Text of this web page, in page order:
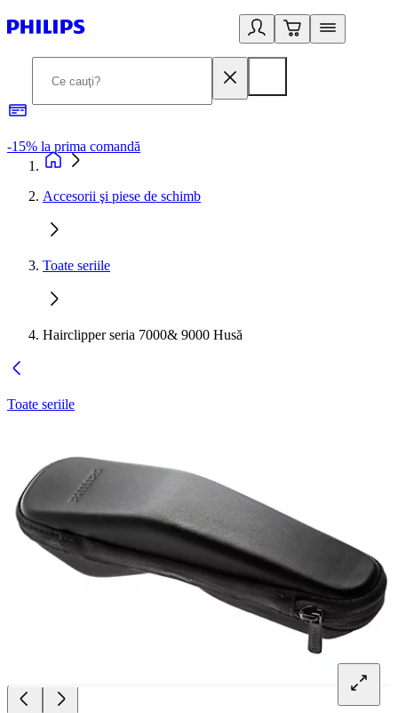
-15% la prima comandă
Accesorii şi piese de schimb
Toate seriile
Hairclipper seria 7000& 9000 Husă
Toate seriile